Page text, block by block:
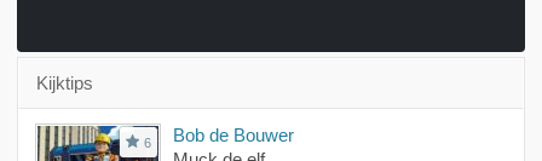
Kijktips
6
Bob de Bouwer